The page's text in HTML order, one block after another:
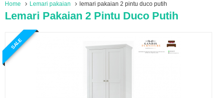
Home Lemari pakaian lemari pakaian 2 pintu duco putih
Lemari Pakaian 2 Pintu Duco Putih
SALE